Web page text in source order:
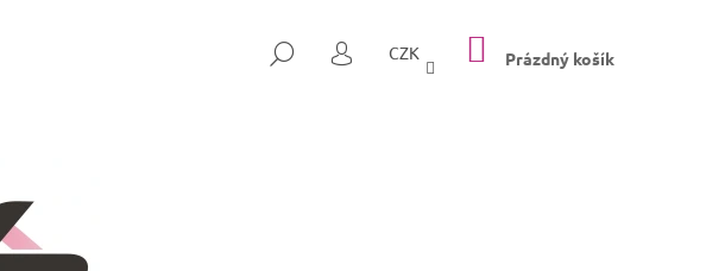
HLEDAT
PŘIHLÁŠENÍ
CZK NÁKUPNÍ
KOŠÍK
Prázdný košík